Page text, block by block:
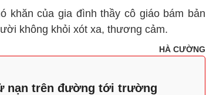
khăn của gia đình thầy cô giáo bám bản
không khỏi xót xa, thương cảm.
HÀ CƯỜNG
nạn trên đường tới trường